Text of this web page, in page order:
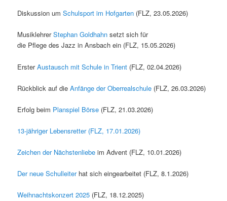
Diskussion umSchulsport im Hofgarten (FLZ, 23.05.2026)
MusiklehrerStephan Goldhahn setzt sich für
die Pflege des Jazz in Ansbach ein (FLZ, 15.05.2026)
ErsterAustausch mit Schule in Trient (FLZ, 02.04.2026)
Rückblick auf dieAnfänge der Oberrealschule (FLZ, 26.03.2026)
Erfolg beim Planspiel Börse (FLZ, 21.03.2026)
13-jähriger Lebensretter (FLZ, 17.01.2026)
Zeichen der Nächstenliebe im Advent (FLZ, 10.01.2026)
Der neue Schulleiterhat sich eingearbeitet (FLZ, 8.1.2026)
Weihnachtskonzert 2025 (FLZ, 18.12.2025)